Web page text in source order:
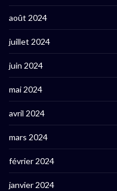
août 2024
juillet 2024
juin 2024
mai 2024
avril 2024
mars 2024
février 2024
janvier 2024